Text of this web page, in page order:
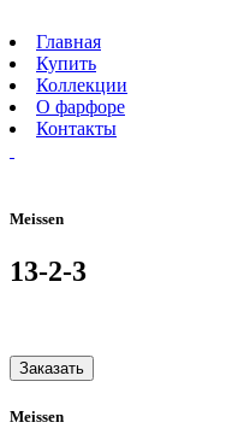
Главная
Купить
Коллекции
О фарфоре
Контакты
Meissen
13-2-3
Заказать
Meissen